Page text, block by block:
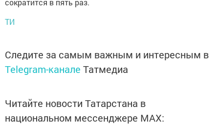
сократится в пять раз.
ТИ
Следите за самым важным и интересным в
Telegram-канале Татмедиа
Читайте новости Татарстана в
национальном мессенджере MАХ: